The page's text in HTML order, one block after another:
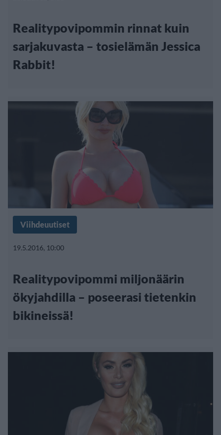
Realitypovipommin rinnat kuin
sarjakuvasta – tosielämän Jessica
Rabbit!
Viihdeuutiset
19.5.2016, 10:00
Realitypovipommi miljonäärin
ökyjahdilla – poseerasi tietenkin
bikineissä!